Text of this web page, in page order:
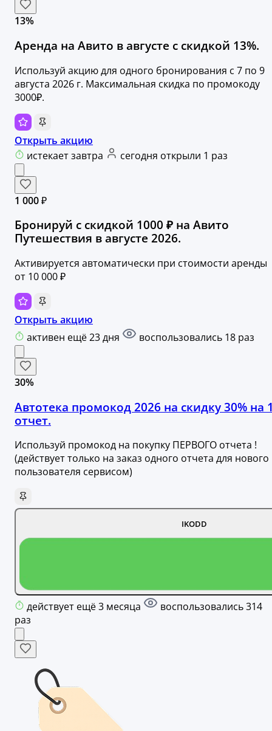
13%
Аренда на Авито в августе с скидкой 13%.
Используй акцию для одного бронирования с 7 по 9
августа 2026 г. Максимальная скидка по промокоду
3000₽.
Открыть акцию
истекает завтра
сегодня открыли 1 раз
1 000 ₽
Бронируй с скидкой 1000 ₽ на Авито
Путешествия в августе 2026.
Активируется автоматически при стоимости аренды
от 10 000 ₽
Открыть акцию
активен ещё 23 дня
воспользовались 18 раз
30%
Автотека промокод 2026 на скидку 30% на
отчет.
Используй промокод на покупку ПЕРВОГО отчета !
(действует только на заказ одного отчета для нового
пользователя сервисом)
IKODD
действует ещё 3 месяца
воспользовались 314
раз